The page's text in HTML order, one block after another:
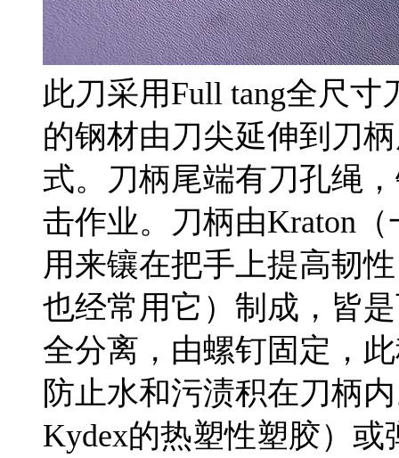
此刀采用Full tang全尺
的钢材由刀尖延伸到刀
式。刀柄尾端有刀孔绳
击作业。刀柄由Kraton
用来镶在把手上提高韧
也经常用它）制成，皆
全分离，由螺钉固定，
防止水和污渍积在刀柄
Kydex的热塑性塑胶）